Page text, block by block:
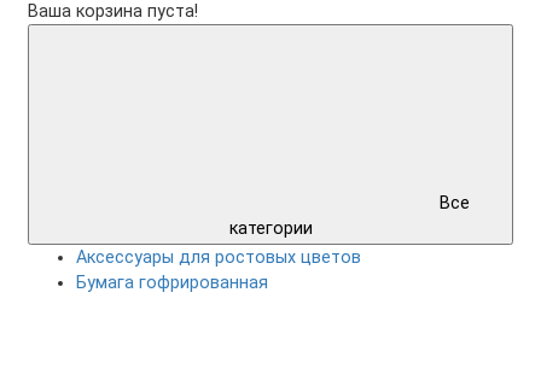
Ваша корзина пуста!
Все
категории
Аксессуары для ростовых цветов
Бумага гофрированная